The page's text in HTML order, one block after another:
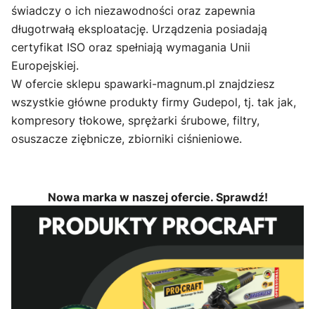
świadczy o ich niezawodności oraz zapewnia
długotrwałą eksploatację. Urządzenia posiadają
certyfikat ISO oraz spełniają wymagania Unii
Europejskiej.
W ofercie sklepu spawarki-magnum.pl znajdziesz
wszystkie główne produkty firmy Gudepol, tj. tak jak,
kompresory tłokowe, sprężarki śrubowe, filtry,
osuszacze ziębnicze, zbiorniki ciśnieniowe.
Nowa marka w naszej ofercie. Sprawdź!